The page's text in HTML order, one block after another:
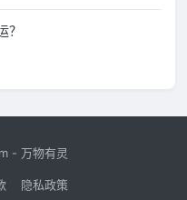
？
- 万物有灵
隐私政策